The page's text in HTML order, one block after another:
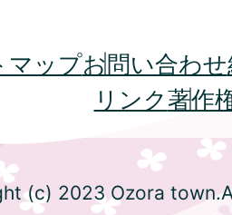
マップお問い合わせ
リンク著作
(c) 2023 Ozora